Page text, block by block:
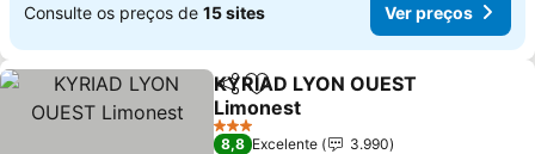
Consulte os preços de 15 sites Ver preços
PartilharAdicionar aos favoritos
KYRIAD LYON OUEST
Limonest
3 Estrelas
8,8 Excelente
3.990